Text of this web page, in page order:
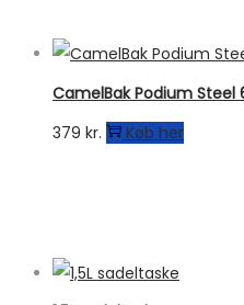
449 kr..359 kr..
CamelBak Podium Steel
379 kr. Køb her